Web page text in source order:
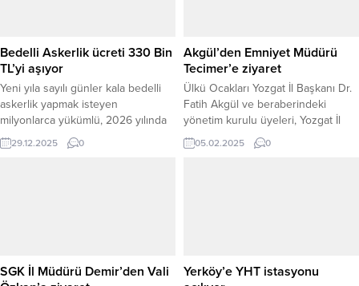
tecelligâhı olan TBMM’nin açılışının,
bağımsızlık mücadelesinin en...
Bedelli Askerlik ücreti 330 Bin
TL’yi aşıyor
Yeni yıla sayılı günler kala bedelli
askerlik yapmak isteyen
milyonlarca yükümlü, 2026 yılında
uygulanacak bedelli askerlik
ücretini merakla araştırıyor. Yıl
ENDEKSLİBedelli askerlik ücreti,
memur maaş katsayısındaki artışa...
29.12.2025 0
Akgül’den Emniyet Müdürü
Tecimer’e ziyaret
Ülkü Ocakları Yozgat İl Başkanı Dr.
Fatih Akgül ve beraberindeki
yönetim kurulu üyeleri, Yozgat İl
Emniyet Müdürü Recep Tecimer’i
makamında ziyaret etti. Ziyarette, İl
oynadığını vurguladı....
05.02.2025 0
SGK İl Müdürü Demir’den Vali
Yerköy’e YHT istasyonu